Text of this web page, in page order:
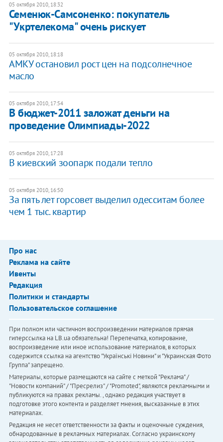
05 октября 2010, 18:32
Семенюк-Самсоненко: покупатель
"Укртелекома" очень рискует
05 октября 2010, 18:18
АМКУ остановил рост цен на подсолнечное
масло
05 октября 2010, 17:54
В бюджет-2011 заложат деньги на
проведение Олимпиады-2022
05 октября 2010, 17:28
В киевский зоопарк подали тепло
05 октября 2010, 16:50
За пять лет горсовет выделил одесситам более
чем 1 тыс. квартир
Про нас
Реклама на сайте
Ивенты
Редакция
Политики и стандарты
Пользовательское соглашение
При полном или частичном воспроизведении материалов прямая
гиперссылка на LB.ua обязательна! Перепечатка, копирование,
воспроизведение или иное использование материалов, в которых
содержится ссылка на агентство "Українськi Новини" и "Украинская Фото
Группа" запрещено.
Материалы, которые размещаются на сайте с меткой "Реклама" /
"Новости компаний" / "Пресрелиз" / "Promoted", являются рекламными и
публикуются на правах рекламы. , однако редакция участвует в
подготовке этого контента и разделяет мнения, высказанные в этих
материалах.
Редакция не несет ответственности за факты и оценочные суждения,
обнародованные в рекламных материалах. Согласно украинскому